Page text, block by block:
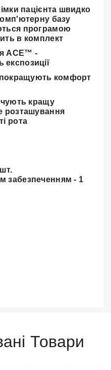
пацієнта швидко
базу
програмою
в комплект
ACE™ -
покращують комфорт
кращу
розташування
рота
забезпеченням - 1
Товари